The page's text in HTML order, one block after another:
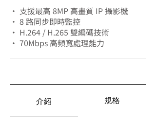
• 支援最高 8MP 高畫質 IP 攝影機
• 8 路同步即時監控
• H.264 / H.265 雙編碼技術
• 70Mbps 高頻寬處理能力
介紹 規格